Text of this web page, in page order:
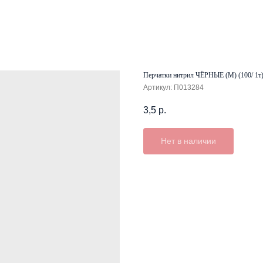
Перчатки нитрил ЧЁРНЫЕ (M) (100/
Артикул: П013284
3,5 р.
Нет в наличии